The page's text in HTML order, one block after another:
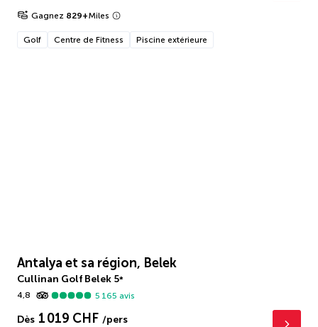
Gagnez 829+Miles
Golf Centre de Fitness Piscine extérieure
Antalya et sa région, Belek
Cullinan Golf Belek 5*
4,8
5 165 avis
Dès 1 019 CHF /pers